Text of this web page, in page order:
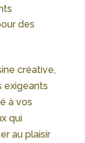
des
créative,
exigeants
à vos
qui
au plaisir